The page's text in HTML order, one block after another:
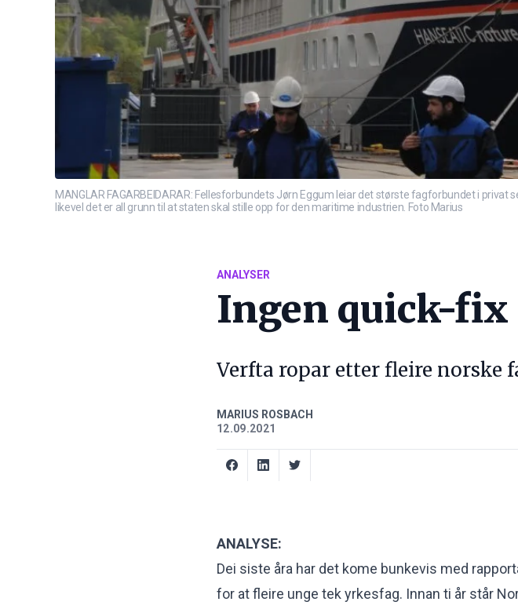
MANGLAR FAGARBEIDARAR: Fellesforbundets Jørn Eggum leiar det største fagforbundet i
likevel det er all grunn til at staten skal stille opp for den maritime industrien. Foto Marius
ANALYSER
Ingen quick-
Verfta ropar etter fleire norske
MARIUS ROSBACH
12.09.2021
ANALYSE:
Dei siste åra har det kome bunkevis med
for at fleire unge tek yrkesfag. Innan ti år står